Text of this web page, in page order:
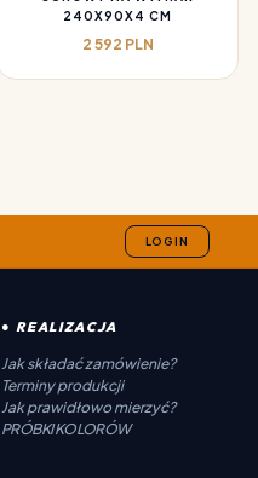
240X90X4 CM
2 592 PLN
LOGIN
● REALIZACJA
Jak składać zamówienie?
Terminy produkcji
Jak prawidłowo mierzyć?
PRÓBKI KOLORÓW